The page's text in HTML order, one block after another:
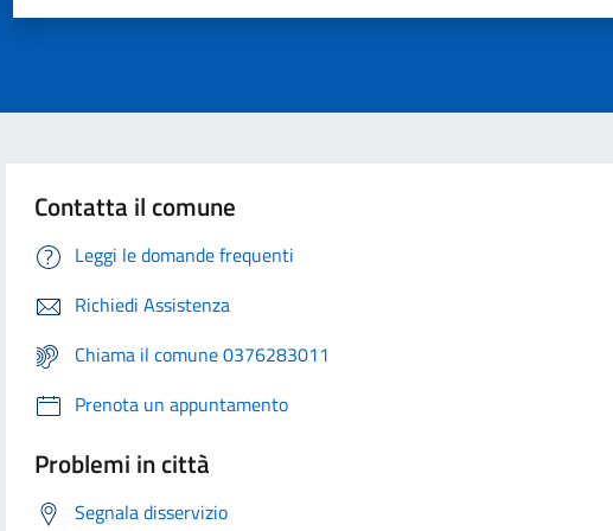
Contatta il comune
Leggi le domande frequenti
Richiedi Assistenza
Chiama il comune 0376283011
Prenota un appuntamento
Problemi in città
Segnala disservizio